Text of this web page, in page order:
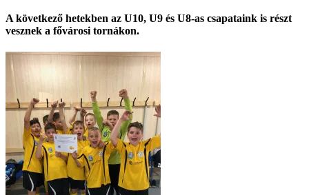
A következő hetekben az U10, U9 és U8-as csapataink is részt
vesznek a fővárosi tornákon.